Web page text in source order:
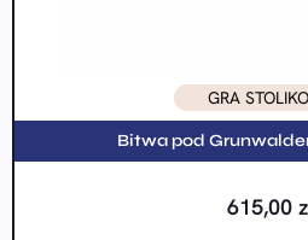
GRA
Bitwa pod
615,00